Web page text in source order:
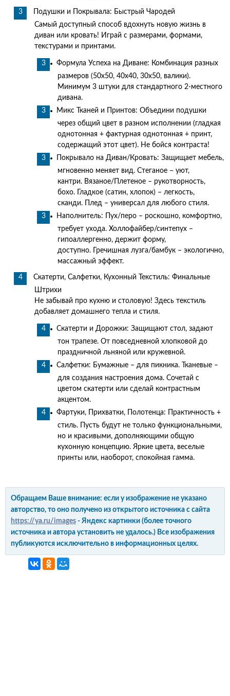
Подушки и Покрывала: Быстрый Чародей
Самый доступный способ вдохнуть новую жизнь в
диван или кровать! Играй с размерами, формами,
текстурами и принтами.
Формула Успеха на Диване: Комбинация разных
размеров (50х50, 40х40, 30х50, валики).
Минимум 3 штуки для стандартного 2-местного
дивана.
Микс Тканей и Принтов: Объедини подушки
через общий цвет в разном исполнении (гладкая
однотонная + фактурная однотонная + принт,
содержащий этот цвет). Не бойся контраста!
Покрывало на Диван/Кровать: Защищает мебель,
мгновенно меняет вид. Стеганое – уют,
кантри. Вязаное/Плетеное – рукотворность,
бохо. Гладкое (сатин, хлопок) – легкость,
сканди. Плед – универсал для любого стиля.
Наполнитель: Пух/перо – роскошно, комфортно,
требует ухода. Холлофайбер/синтепух –
гипоаллергенно, держит форму,
доступно. Гречишная лузга/бамбук – экологично,
массажный эффект.
Скатерти, Салфетки, Кухонный Текстиль: Финальные
Штрихи
Не забывай про кухню и столовую! Здесь текстиль
добавляет домашнего тепла и стиля.
Скатерти и Дорожки: Защищают стол, задают
тон трапезе. От повседневной хлопковой до
праздничной льняной или кружевной.
Салфетки: Бумажные – для пикника. Тканевые –
для создания настроения дома. Сочетай с
цветом скатерти или сделай контрастным
акцентом.
Фартуки, Прихватки, Полотенца: Практичность +
стиль. Пусть будут не только функциональными,
но и красивыми, дополняющими общую
кухонную концепцию. Яркие цвета, веселые
принты или, наоборот, спокойная гамма.
Обращаем Ваше внимание: если у изображение не указано
авторство, то оно получено из открытого источника с сайта
https://ya.ru/images - Яндекс картинки (более точного
источника и автора установить не удалось.) Все изображения
публикуются исключительно в информационных целях.